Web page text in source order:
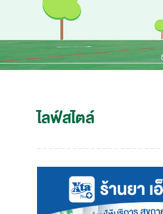
ไลฟ์สไตล์